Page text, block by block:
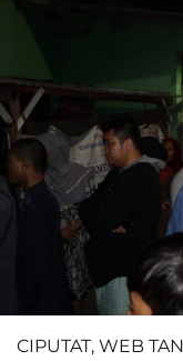
CIPUTAT, WEB